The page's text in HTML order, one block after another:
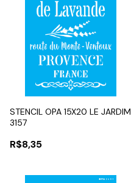
STENCIL OPA 15X20 LE JARDIM
3157
R$8,35